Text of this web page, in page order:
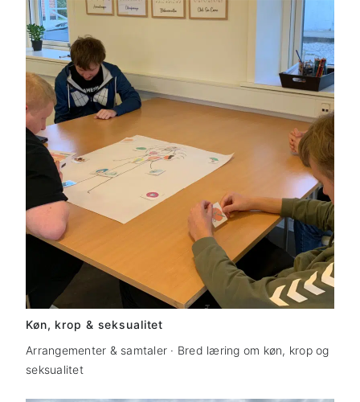
Køn, krop & seksualitet
Arrangementer & samtaler · Bred læring om køn, krop og
seksualitet